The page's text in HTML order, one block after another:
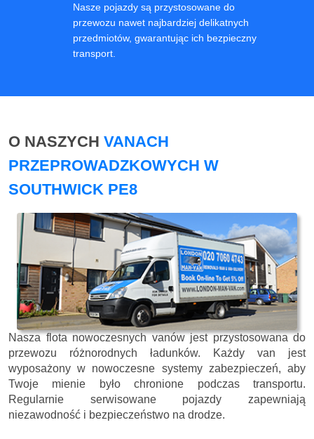
Nasze pojazdy są przystosowane do
przewozu nawet najbardziej delikatnych
przedmiotów, gwarantując ich bezpieczny
transport.
O NASZYCH VANACH
PRZEPROWADZKOWYCH W
SOUTHWICK PE8
Nasza flota nowoczesnych vanów jest przystosowana do
przewozu różnorodnych ładunków. Każdy van jest
wyposażony w nowoczesne systemy zabezpieczeń, aby
Twoje mienie było chronione podczas transportu.
Regularnie serwisowane pojazdy zapewniają
niezawodność i bezpieczeństwo na drodze.